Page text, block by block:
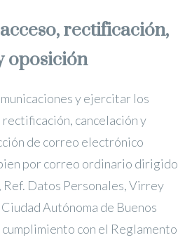
rectificación,
oposición
y ejercitar los
rectificación, cancelación y
de correo electrónico
por correo ordinario dirigido
Ref. Datos Personales, Virrey
Autónoma de Buenos
con el Reglamento